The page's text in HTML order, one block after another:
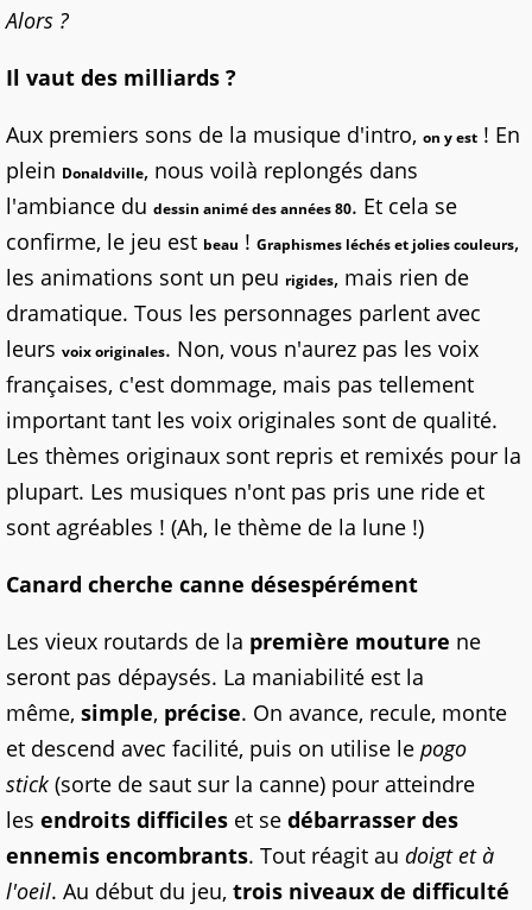
Alors ?
Il vaut des milliards ?
Aux premiers sons de la musique d'intro, on y est ! En
plein Donaldville, nous voilà replongés dans
l'ambiance du dessin animé des années 80. Et cela se
confirme, le jeu est beau ! Graphismes léchés et jolies couleurs,
les animations sont un peu rigides, mais rien de
dramatique. Tous les personnages parlent avec
leurs voix originales. Non, vous n'aurez pas les voix
françaises, c'est dommage, mais pas tellement
important tant les voix originales sont de qualité.
Les thèmes originaux sont repris et remixés pour la
plupart. Les musiques n'ont pas pris une ride et
sont agréables ! (Ah, le thème de la lune !)
Canard cherche canne désespérément
Les vieux routards de la première mouture ne
seront pas dépaysés. La maniabilité est la
même, simple, précise. On avance, recule, monte
et descend avec facilité, puis on utilise le pogo
stick (sorte de saut sur la canne) pour atteindre
les endroits difficiles et se débarrasser des
ennemis encombrants. Tout réagit au doigt et à
l'oeil. Au début du jeu, trois niveaux de difficulté